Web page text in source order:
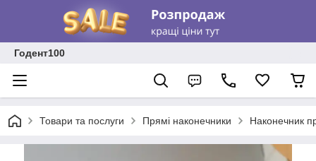
Годент100
Товари та послуги Прямі наконечники Наконечник